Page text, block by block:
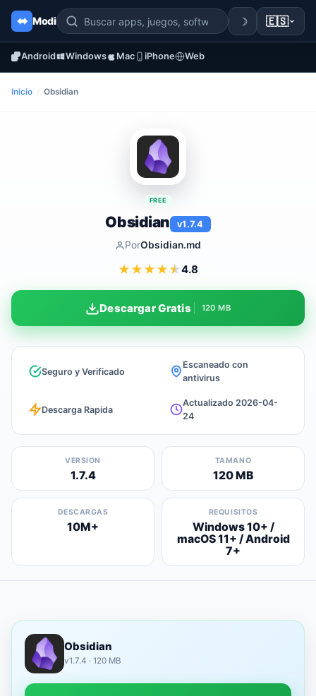
Modi ☽ 🇪🇸
Android Windows Mac iPhone Web
Inicio / Obsidian
FREE
Obsidian v1.7.4
PorObsidian.md
★★★★★4.8
Descargar Gratis 120 MB
Seguro y Verificado
Escaneado con
antivirus
Descarga Rapida
Actualizado 2026-04-
24
VERSION
1.7.4
TAMANO
120 MB
DESCARGAS
10M+
REQUISITOS
Windows 10+ /
macOS 11+ / Android
7+
Obsidian
v1.7.4 · 120 MB